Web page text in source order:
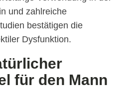
und zahlreiche
bestätigen die
Dysfunktion.
für den Mann